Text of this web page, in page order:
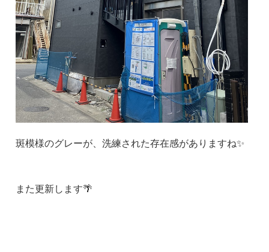
斑模様のグレーが、洗練された存在感がありますね✨
また更新します🌴